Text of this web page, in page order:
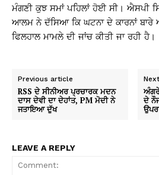
ਮੰਗਣੀ ਕੁਝ ਸਮਾਂ ਪਹਿਲਾਂ ਹੋਈ ਸੀ। ਐਸਪੀ
ਆਲਮ ਨੇ ਦੱਸਿਆ ਕਿ ਘਟਨਾ ਦੇ ਕਾਰਨਾਂ
ਫਿਲਹਾਲ ਮਾਮਲੇ ਦੀ ਜਾਂਚ ਕੀਤੀ ਜਾ ਰਹੀ ਹੈ।
Previous article
RSS ਦੇ ਸੀਨੀਅਰ ਪ੍ਰਚਾਰਕ ਮਦਨ
ਦਾਸ ਦੇਵੀ ਦਾ ਦੇਹਾਂਤ, PM ਮੋਦੀ ਨੇ
ਜਤਾਇਆ ਦੁੱਖ
ਦੇ
LEAVE A REPLY